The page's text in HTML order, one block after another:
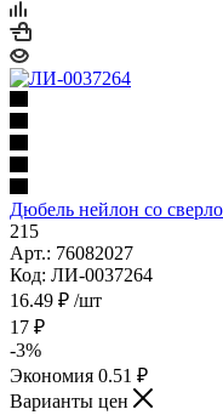
Дюбель нейлон со
215
Арт.: 76082027
Код: ЛИ-0037264
16.49 ₽ /шт
17 ₽
-3%
Экономия 0.51 ₽
Варианты цен